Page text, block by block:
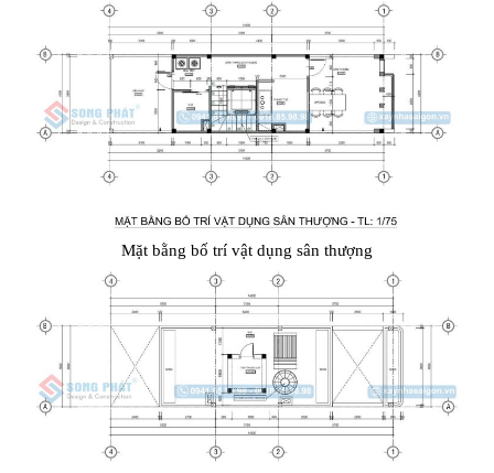
Mặt bằng bố trí vật dụng sân thượng